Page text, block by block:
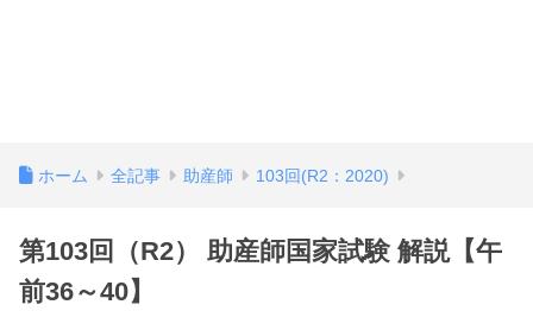
ホーム 全記事 助産師 103回(R2：2020)
第103回（R2） 助産師国家試験 解説【午
前36～40】